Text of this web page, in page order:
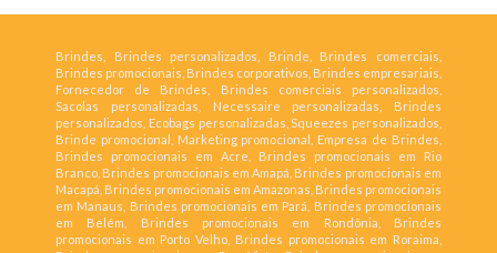
Brindes, Brindes personalizados, Brinde, Brindes comerciais,
Brindes promocionais, Brindes corporativos, Brindes empresariais,
Fornecedor de Brindes, Brindes comerciais personalizados,
Sacolas personalizadas, Necessaire personalizadas, Brindes
personalizados, Ecobags personalizadas, Squeezes personalizados,
Brinde promocional, Marketing promocional, Empresa de Brindes,
Brindes promocionais em Acre, Brindes promocionais em Rio
Branco, Brindes promocionais em Amapá, Brindes promocionais em
Macapá, Brindes promocionais em Amazonas, Brindes promocionais
em Manaus, Brindes promocionais em Pará, Brindes promocionais
em Belém, Brindes promocionais em Rondônia, Brindes
promocionais em Porto Velho, Brindes promocionais em Roraima,